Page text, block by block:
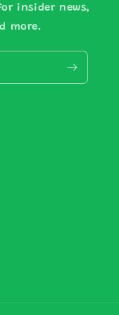
insider news,
more.